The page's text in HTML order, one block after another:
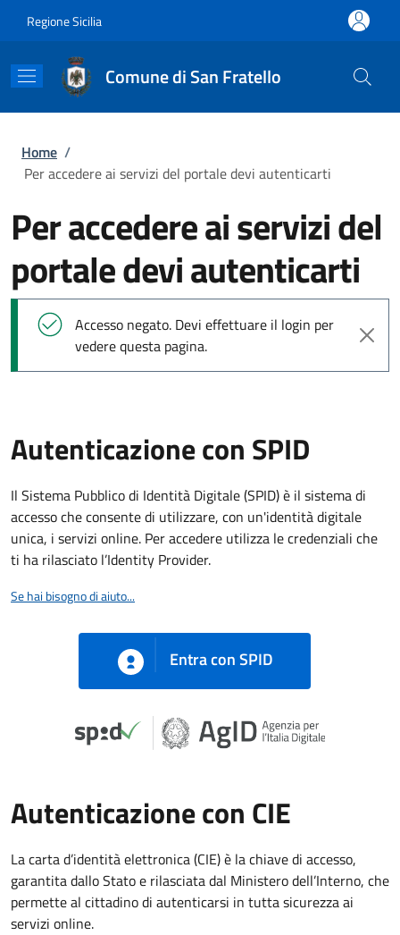
Regione Sicilia
Comune di San Fratello
Briciole di pane
Home /
Per accedere ai servizi del portale devi autenticarti
Per accedere ai servizi del
portale devi autenticarti
Messaggio di stato
Accesso negato. Devi effettuare il login per
vedere questa pagina.
Autenticazione con SPID
Il Sistema Pubblico di Identità Digitale (SPID) è il sistema di
accesso che consente di utilizzare, con un'identità digitale
unica, i servizi online. Per accedere utilizza le credenziali che
ti ha rilasciato l’Identity Provider.
Se hai bisogno di aiuto...
Entra con SPID
Autenticazione con CIE
La carta d’identità elettronica (CIE) è la chiave di accesso,
garantita dallo Stato e rilasciata dal Ministero dell’Interno, che
permette al cittadino di autenticarsi in tutta sicurezza ai
servizi online.